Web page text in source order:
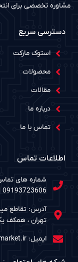
مشاوره تخصصی برای
دسترسی سریع
استوک مارکت
محصولات
مقالات
درباره ما
تماس با ما
اطلاعات تماس
09193723606 | 09383579348
آدرس: تقاطع
تهران ، همکف یک ،
ایمیل: info@stokemarket.ir